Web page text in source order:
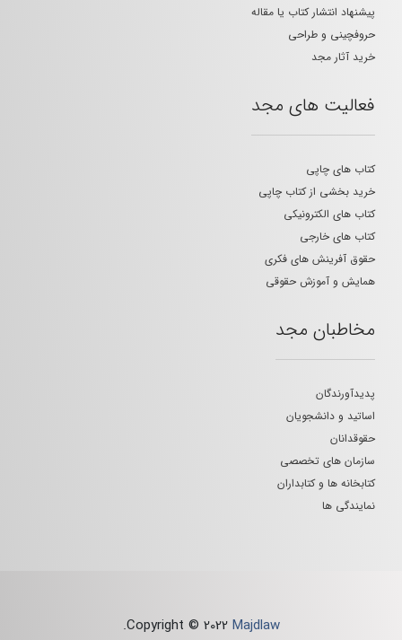
پیشنهاد انتشار کتاب یا مقاله
حروفچینی و طراحی
خرید آثار مجد
فعالیت های مجد
کتاب های چاپی
خرید بخشی از کتاب چاپی
کتاب های الکترونیکی
کتاب های خارجی
حقوق آفرینش های فکری
همایش و آموزش حقوقی
مخاطبان مجد
پدیدآورندگان
اساتید و دانشجویان
حقوقدانان
سازمان های تخصصی
کتابخانه ها و کتابداران
نمایندگی ها
Copyright © 2022 Majdlaw
.